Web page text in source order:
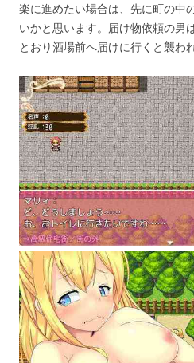
楽に進めたい場合は、先に町の中
いかと思います。届け物依頼の男
とおり酒場前へ届けに行くと襲わ